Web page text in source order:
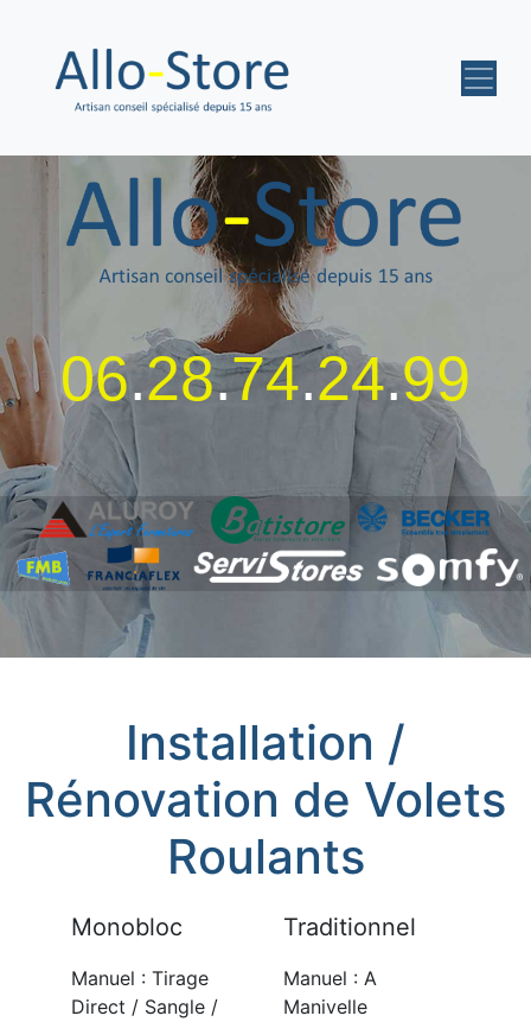
06.28.74.24.99
Installation /
Rénovation de Volets
Roulants
Monobloc
Manuel : Tirage
Direct / Sangle /
Traditionnel
Manuel : A
Manivelle